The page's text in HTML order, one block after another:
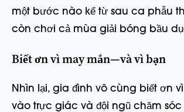
một bước nào kể từ sau ca phẫu
còn chơi cả mùa giải bóng bầu
Biết ơn vì may mắn—và vì bạn
Nhìn lại, gia đình vô cùng biết ơn
vào trực giác và đội ngũ chăm sóc